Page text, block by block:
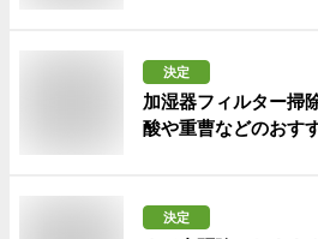
決定
加湿器フィルター掃
酸や重曹などのおす
決定